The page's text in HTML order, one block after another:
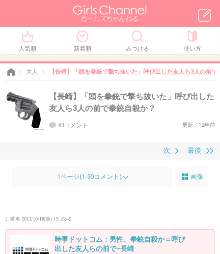
人気順 新着順 みつける 使い方
大人 【長崎】「頭を拳銃で撃ち抜いた」呼び出した友人ら3人の前で
【長崎】「頭を拳銃で撃ち抜いた」呼び出した
友人ら3人の前で拳銃自殺か？
63コメント 更新：12年前
最後
次
1ページ(1-50コメント) 画像
1. 匿名 2013/10/18(金) 19:16:45
時事ドットコム：男性、拳銃自殺か＝呼び
出した友人らの前で−長崎